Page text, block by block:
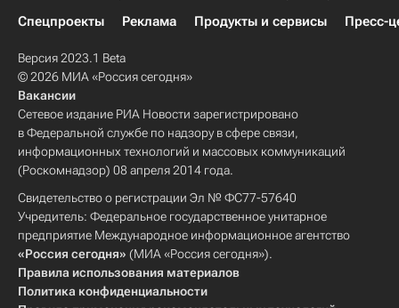
Спецпроекты
Реклама Продукты и сервисы Пресс-
Версия 2023.1 Beta
© 2026 МИА «Россия сегодня»
Вакансии
Сетевое издание РИА Новости зарегистрировано
в Федеральной службе по надзору в сфере связи,
информационных технологий и массовых коммуникаций
(Роскомнадзор) 08 апреля 2014 года.
Свидетельство о регистрации Эл № ФС77-57640
Учредитель: Федеральное государственное унитарное
предприятие Международное информационное агентство
«Россия сегодня» (МИА «Россия сегодня»).
Правила использования материалов
Политика конфиденциальности